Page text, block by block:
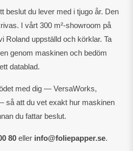
beslut du lever med i tjugo år. Den
I vårt 300 m²-showroom på
Roland uppställd och körklar. Ta
genom maskinen och bedöm
datablad.
med dig — VersaWorks,
så att du vet exakt hur maskinen
du fattar beslut.
80 eller info@foliepapper.se.